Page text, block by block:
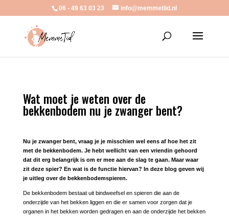
06 - 49 63 03 23 info@memmetiid.nl
Wat moet je weten over de
bekkenbodem nu je zwanger bent?
Nu je zwanger bent, vraag je je misschien wel eens af hoe het zit
met de bekkenbodem. Je hebt wellicht van een vriendin gehoord
dat dit erg belangrijk is om er mee aan de slag te gaan. Maar waar
zit deze spier? En wat is de functie hiervan? In deze blog geven wij
je uitleg over de bekkenbodemspieren.
De bekkenbodem bestaat uit bindweefsel en spieren die aan de
onderzijde van het bekken liggen en die er samen voor zorgen dat je
organen in het bekken worden gedragen en aan de onderzijde het bekken